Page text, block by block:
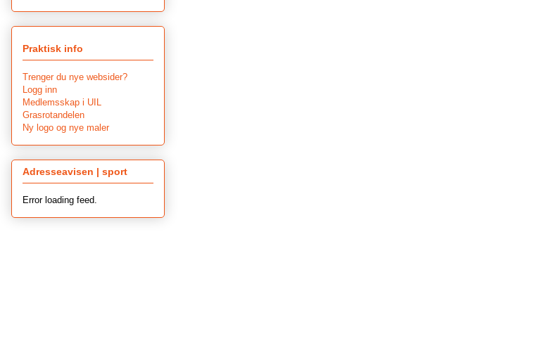
Praktisk info
Trenger du nye websider?
Logg inn
Medlemsskap i UIL
Grasrotandelen
Ny logo og nye maler
Adresseavisen | sport
Error loading feed.